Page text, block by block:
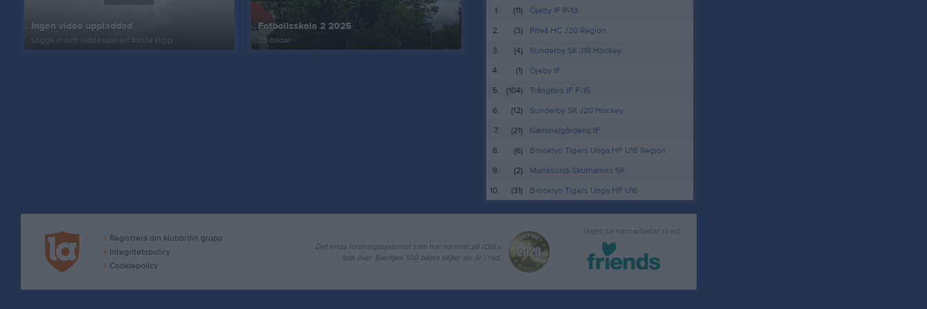
Ingen video uppladdad
Logga in och ladda upp ert första klipp
Fotbollsskola 2 2025
35 bilder
1. (11)
Öjeby IF P-13
2.
(3)
Piteå HC J20 Region
3.
(4)
Sunderby SK J18 Hockey
4.
(1)
Öjeby IF
5.
(104)
Trångfors IF F-15
6.
(12)
Sunderby SK J20 Hockey
7.
(21)
Gammelgårdens IF
8.
(6)
Brooklyn Tigers Unga HF U18 Region
9.
(2)
Munksund-Skuthamns SK
10.
(31) Brooklyn Tigers Unga HF U16
Registrera din klubb/din grupp
Integritetspolicy
Cookiepolicy
laget.se samarbetar med
Det enda föreningssystemet som har hamnat på IDG:s
lista över Sveriges 100 bästa sajter sju år i rad.